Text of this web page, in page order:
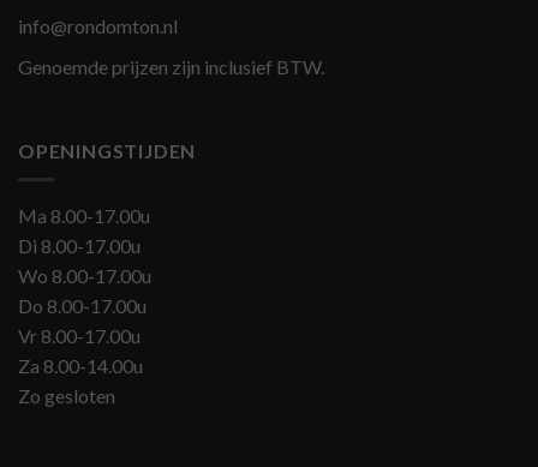
info@rondomton.nl
Genoemde prijzen zijn inclusief BTW.
OPENINGSTIJDEN
Ma 8.00-17.00u
Di 8.00-17.00u
Wo 8.00-17.00u
Do 8.00-17.00u
Vr 8.00-17.00u
Za 8.00-14.00u
Zo gesloten